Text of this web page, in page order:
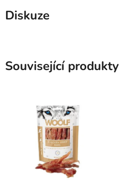
Diskuze
Související produkty